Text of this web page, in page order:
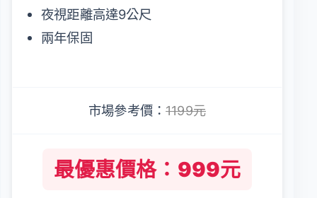
夜視距離高達9公尺
兩年保固
市場參考價：1199元
最優惠價格：999元